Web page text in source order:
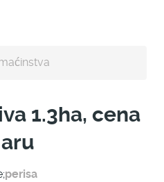
1.3ha, cena
perisa